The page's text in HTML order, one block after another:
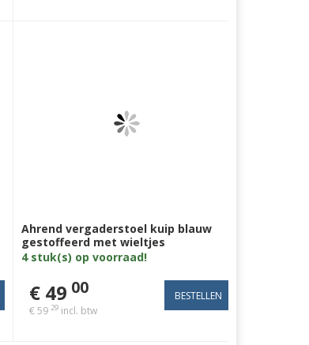
Ahrend vergaderstoel kuip blauw
gestoffeerd met wieltjes
4 stuk(s) op voorraad!
€ 49 00
€ 59 29incl. btw